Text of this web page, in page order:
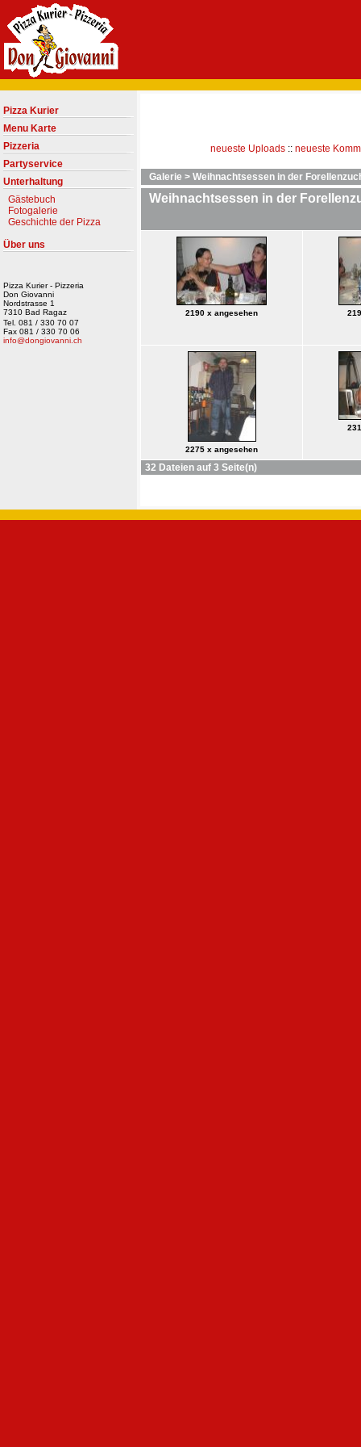
neueste Uploads :: neueste
Galerie > Weihnachtsessen in der
Weihnachtsessen in der
2190 x angesehen
2275 x angesehen
32 Dateien auf 3 Seite(n)
Pizza Kurier
Menu Karte
Pizzeria
Partyservice
Unterhaltung
Gästebuch
Fotogalerie
Geschichte der Pizza
Über uns
Pizza Kurier - Pizzeria
Don Giovanni
Nordstrasse 1
7310 Bad Ragaz
Tel. 081 / 330 70 07
Fax 081 / 330 70 06
info@dongiovanni.ch